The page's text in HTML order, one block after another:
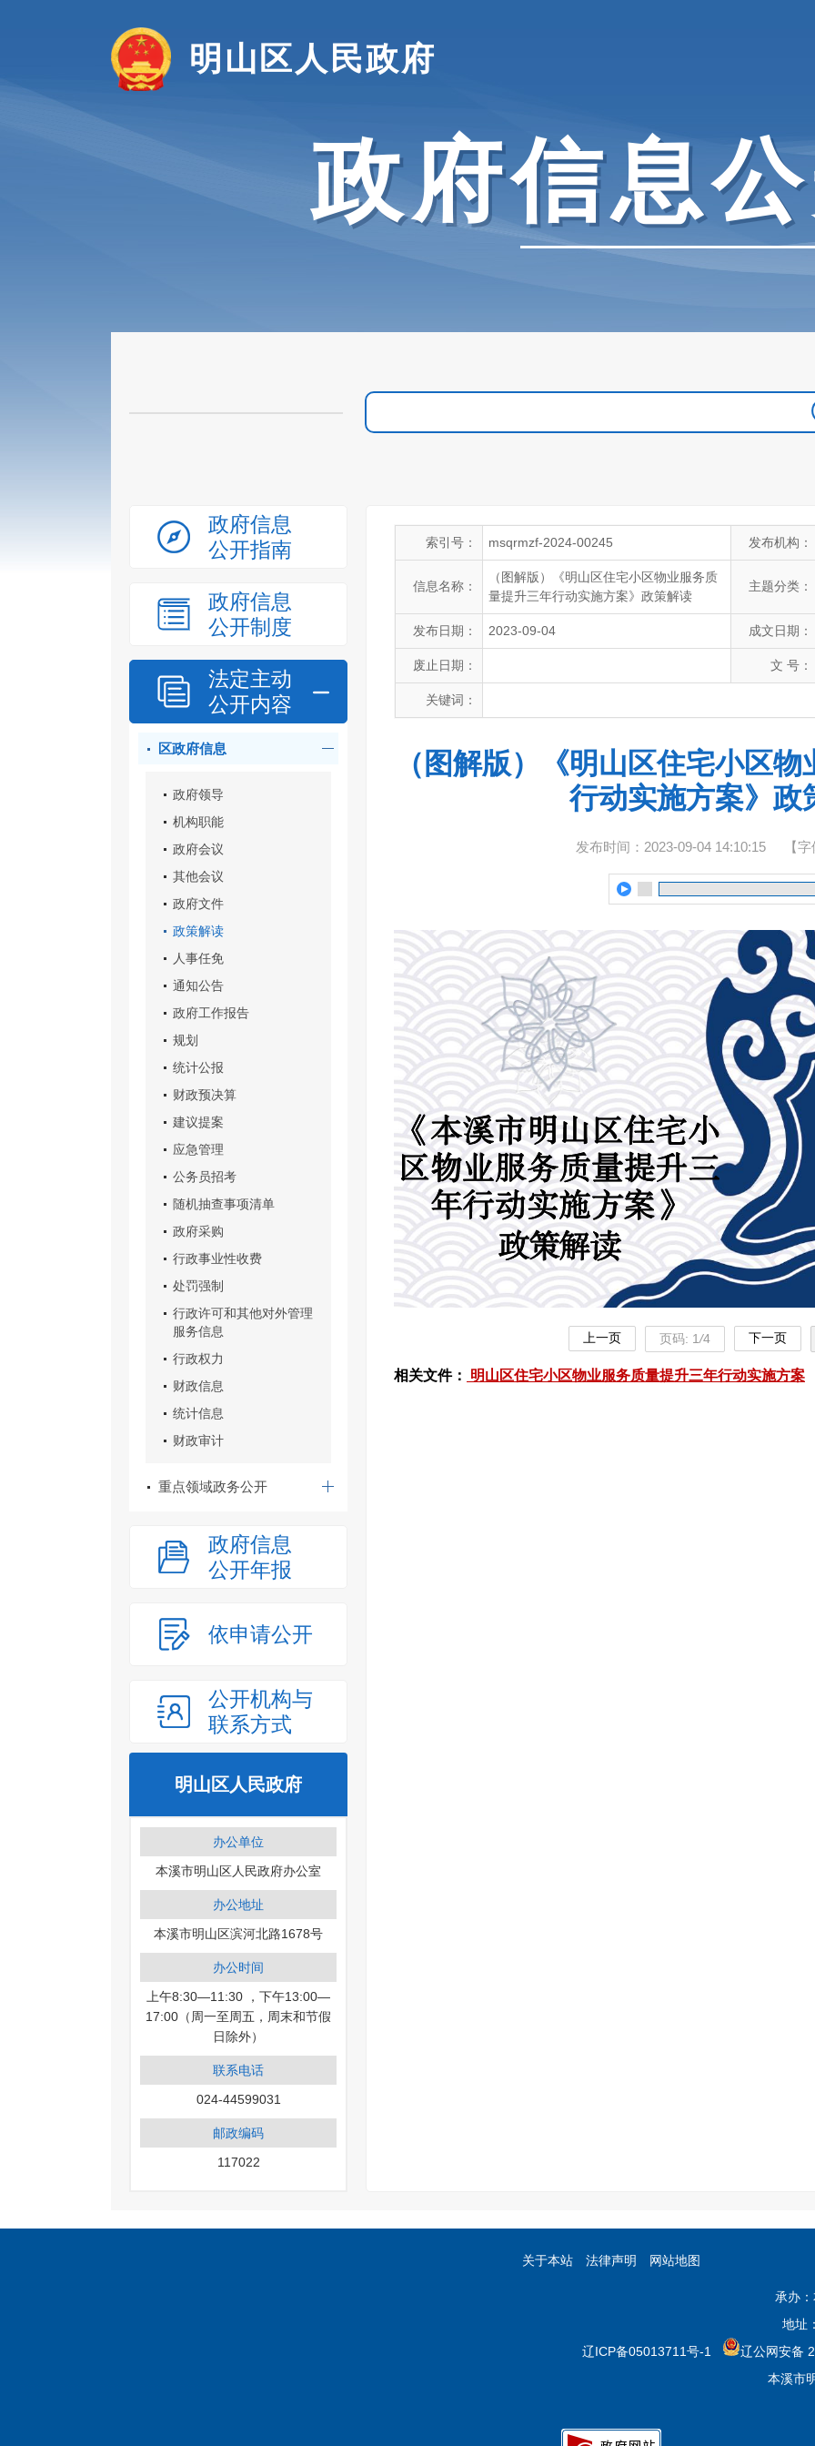
明山区人民政府
政府信息
政府信息
公开指南
政府信息
公开制度
法定主动
公开内容
区政府信息
政府领导
机构职能
政府会议
其他会议
政府文件
政策解读
人事任免
通知公告
政府工作报告
规划
统计公报
财政预决算
建议提案
应急管理
公务员招考
随机抽查事项清单
政府采购
行政事业性收费
处罚强制
行政许可和其他对外管理
服务信息
行政权力
财政信息
统计信息
财政审计
重点领域政务公开
政府信息
公开年报
依申请公开
公开机构与
联系方式
明山区人民政府
办公单位
本溪市明山区人民政府办公室
办公地址
本溪市明山区滨河北路1678号
办公时间
上午8:30—11:30 ，下午13:00—
17:00（周一至周五，周末和节假
日除外）
联系电话
024-44599031
邮政编码
117022
索引号： msqrmzf-2024-00245 发布机构：
信息名称：
（图解版）《明山区住宅小区物业服务质
量提升三年行动实施方案》政策解读
主题分类：
发布日期： 2023-09-04 成文日期：
废止日期： 文 号：
关键词：
（图解版）《明山区住宅小区
行动实施方案》政
发布时间：2023-09-04 14:10:15 【
上一页 页码: 1/4 下一页
相关文件： 明山区住宅小区物业服务质量提升三年行动实施方案
关于本站 法律声明 网站地图
承办
地址
辽ICP备05013711号-1
辽公网安备
本溪市